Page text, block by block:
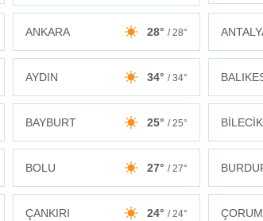
ANKARA 28° / 28°
AYDIN 34° / 34°
BAYBURT 25° / 25° BİLECİK
BOLU 27° / 27°
ÇANKIRI 24° / 24° ÇORUM